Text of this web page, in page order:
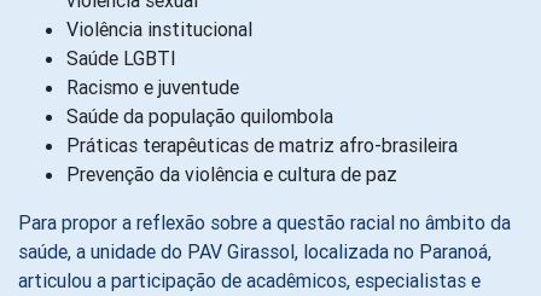
Violência institucional
Saúde LGBTI
Racismo e juventude
Saúde da população quilombola
Práticas terapêuticas de matriz afro-brasileira
Prevenção da violência e cultura de paz
Para propor a reflexão sobre a questão racial no âmbito da
saúde, a unidade do PAV Girassol, localizada no Paranoá,
articulou a participação de acadêmicos, especialistas e